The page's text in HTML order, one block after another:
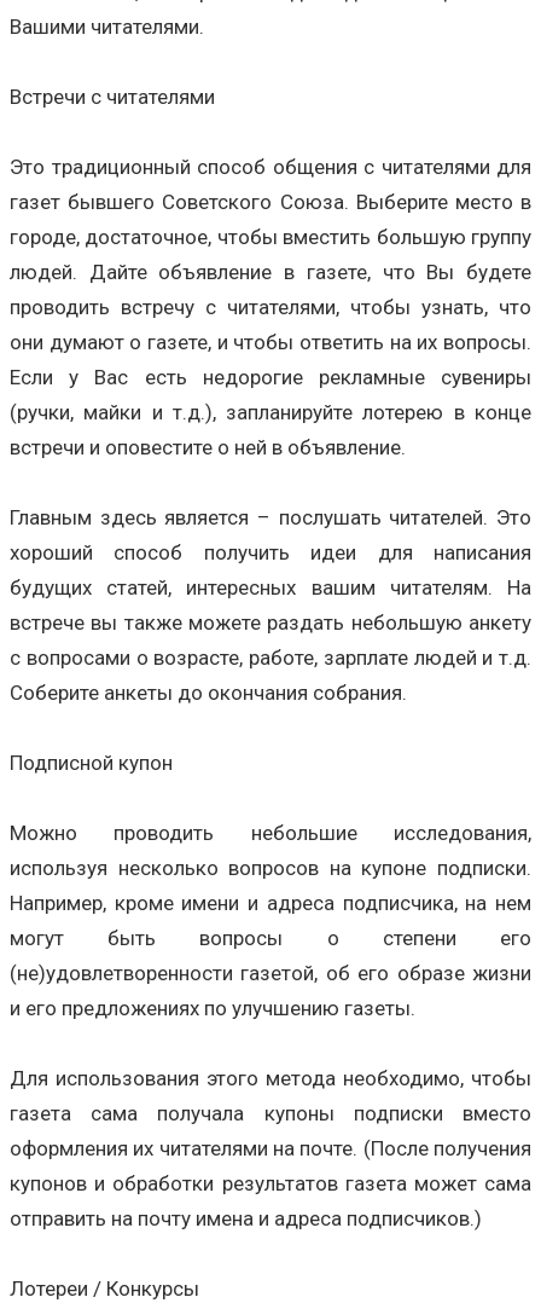
Вашими читателями.
Встречи с читателями
Это традиционный способ общения с читателями для
газет бывшего Советского Союза. Выберите место в
городе, достаточное, чтобы вместить большую группу
людей. Дайте объявление в газете, что Вы будете
проводить встречу с читателями, чтобы узнать, что
они думают о газете, и чтобы ответить на их вопросы.
Если у Вас есть недорогие рекламные сувениры
(ручки, майки и т.д.), запланируйте лотерею в конце
встречи и оповестите о ней в объявление.
Главным здесь является – послушать читателей. Это
хороший способ получить идеи для написания
будущих статей, интересных вашим читателям. На
встрече вы также можете раздать небольшую анкету
с вопросами о возрасте, работе, зарплате людей и т.д.
Соберите анкеты до окончания собрания.
Подписной купон
Можно проводить небольшие исследования,
используя несколько вопросов на купоне подписки.
Например, кроме имени и адреса подписчика, на нем
могут быть вопросы о степени его
(не)удовлетворенности газетой, об его образе жизни
и его предложениях по улучшению газеты.
Для использования этого метода необходимо, чтобы
газета сама получала купоны подписки вместо
оформления их читателями на почте. (После получения
купонов и обработки результатов газета может сама
отправить на почту имена и адреса подписчиков.)
Лотереи / Конкурсы